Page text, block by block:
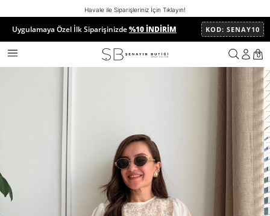
Uygulamaya Özel İlk Siparişinizde%10 İNDİRİM KOD: SENAY10
Havale ile Siparişleriniz İçin Tıklayın!
0
Anasayfa ÜST GİYİM GÖMLEK Ekru Ön Dantel İşlemeli Şifon